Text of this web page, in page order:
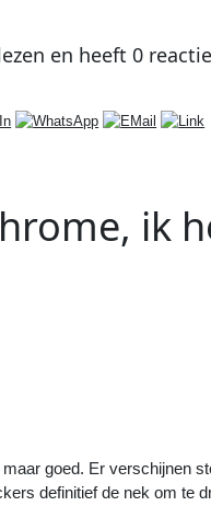
en heeft0
ik
goed. Er verschijnen
definitief de nek om te